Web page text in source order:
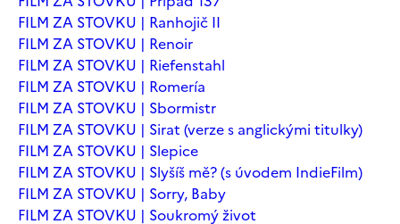
FILM ZA STOVKU | Ranhojič II
FILM ZA STOVKU | Renoir
FILM ZA STOVKU | Riefenstahl
FILM ZA STOVKU | Romería
FILM ZA STOVKU | Sbormistr
FILM ZA STOVKU | Sirat (verze s anglickými titulky)
FILM ZA STOVKU | Slepice
FILM ZA STOVKU | Slyšíš mě? (s úvodem IndieFilm)
FILM ZA STOVKU | Sorry, Baby
FILM ZA STOVKU | Soukromý život